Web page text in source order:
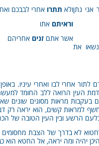
נתן
את
ולא תתרו אחרי לבבכם
וראיתם אתו
אשר אתם זנים אחריהם
אחרי לבו ואחרי עיניו.
העין הרואה ללב החומד
בעקבות מראות מסוגים
למראות קשים, הוא יראה רק
הרשע ובין העין הטובה של
לא בדרך של הצבת
יהיה ומה יראה, אל החטא הוא